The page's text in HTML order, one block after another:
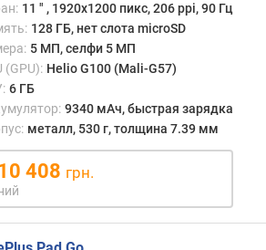
11 ″ , 1920x1200 пикс, 206 ppi, 90 Гц
128 ГБ, нет слота microSD
5 МП, селфи 5 МП
(GPU): Helio G100 (Mali-G57)
6 ГБ
9340 мАч, быстрая зарядка
металл, 530 г, толщина 7.39 мм
408 грн.